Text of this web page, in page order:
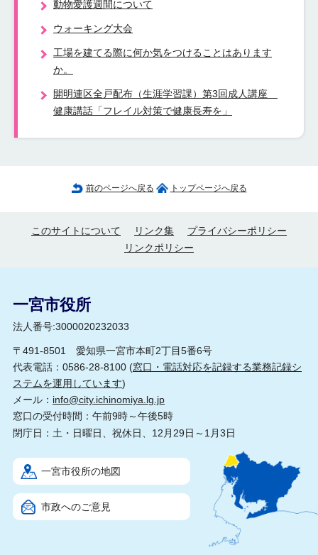
動物愛護週間について
ウォーキング大会
工場を建てる際に何か気をつけることはあります
か。
開明連区全戸配布（生涯学習課）第3回成人講座
健康講話「フレイル対策で健康長寿を」
前のページへ戻る トップページへ戻る
このサイトについて リンク集
プライバシーポリシー
リンクポリシー
一宮市役所
法人番号:3000020232033
〒491-8501 愛知県一宮市本町2丁目5番6号
代表電話：0586-28-8100 (窓口・電話対応を記録する業務記録シ
ステムを運用しています)
メール： info@city.ichinomiya.lg.jp
窓口の受付時間：午前9時～午後5時
閉庁日：土・日曜日、祝休日、12月29日～1月3日
一宮市役所の地図
市政へのご意見